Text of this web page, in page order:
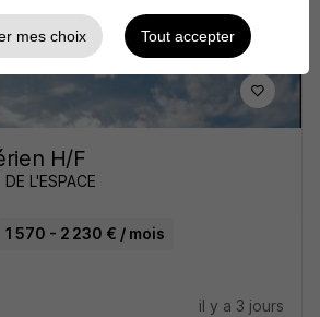
H/F
L'ESPACE
1 570 - 2 230 € / mois
il y a 3 jours
mes choix Tout accepter